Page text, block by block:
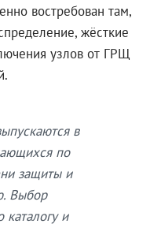
востребован там,
жёсткие
узлов от ГРЩ
в
по
защиты и
Выбор
и